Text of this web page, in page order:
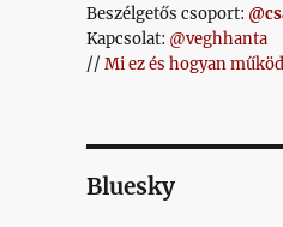
Beszélgetős csoport:
Kapcsolat: @veghhanta
// Mi ez és hogyan
Bluesky